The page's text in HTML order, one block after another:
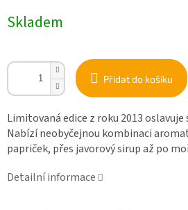
cena:
Skladem
Přidat do košíku
Limitovaná edice z roku 2013 oslavuje
Nabízí neobyčejnou kombinaci
papriček, přes javorový sirup až po
Detailní informace